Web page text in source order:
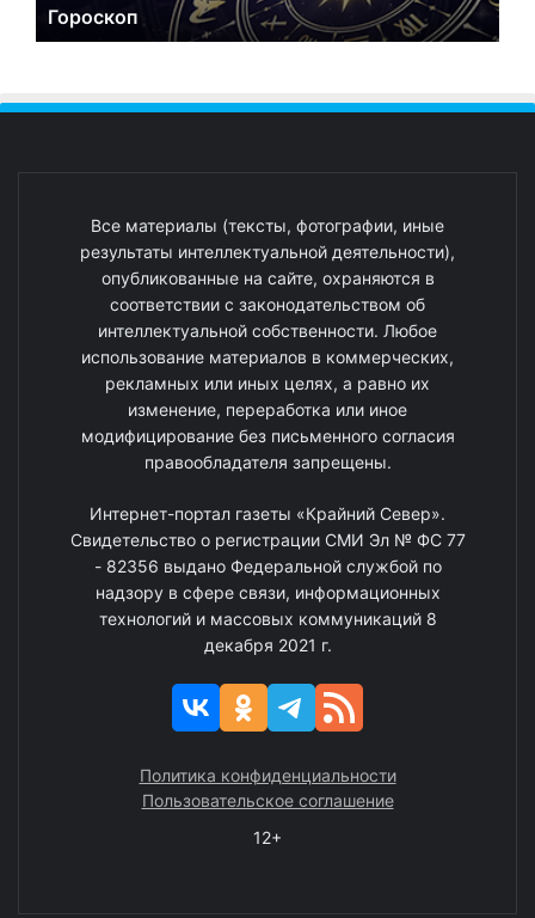
Гороскоп
Все материалы (тексты, фотографии, иные
результаты интеллектуальной деятельности),
опубликованные на сайте, охраняются в
соответствии с законодательством об
интеллектуальной собственности. Любое
использование материалов в коммерческих,
рекламных или иных целях, а равно их
изменение, переработка или иное
модифицирование без письменного согласия
правообладателя запрещены.
Интернет-портал газеты «Крайний Север».
Свидетельство о регистрации СМИ Эл № ФС 77
- 82356 выдано Федеральной службой по
надзору в сфере связи, информационных
технологий и массовых коммуникаций 8
декабря 2021 г.
Политика конфиденциальности
Пользовательское соглашение
12+